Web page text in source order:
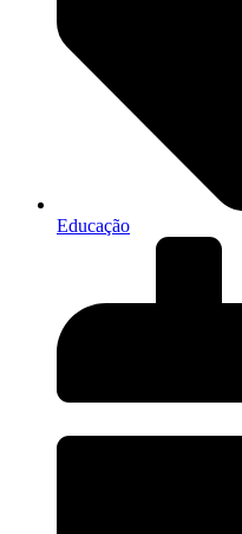
Educação